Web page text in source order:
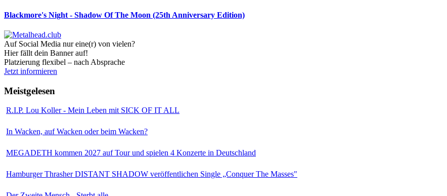
Blackmore's Night - Shadow Of The Moon (25th Anniversary Edition)
Auf Social Media nur eine(r) von vielen?
Hier fällt dein Banner auf!
Platzierung flexibel – nach Absprache
Jetzt informieren
Meistgelesen
R.I.P. Lou Koller - Mein Leben mit SICK OF IT ALL
In Wacken, auf Wacken oder beim Wacken?
MEGADETH kommen 2027 auf Tour und spielen 4 Konzerte in Deutschland
Hamburger Thrasher DISTANT SHADOW veröffentlichen Single „Conquer The Masses"